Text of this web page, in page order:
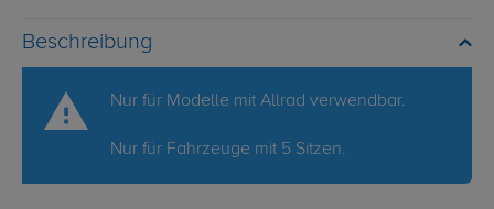
Beschreibung
Nur für Modelle mit Allrad verwendbar.
Nur für Fahrzeuge mit 5 Sitzen.